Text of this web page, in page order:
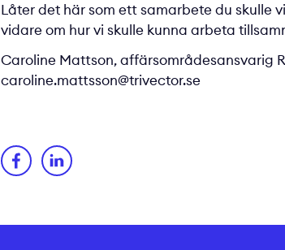
Låter det här som ett samarbete du skulle
vidare om hur vi skulle kunna arbeta
Caroline Mattson, affärsområdesansvarig
caroline.mattsson@trivector.se